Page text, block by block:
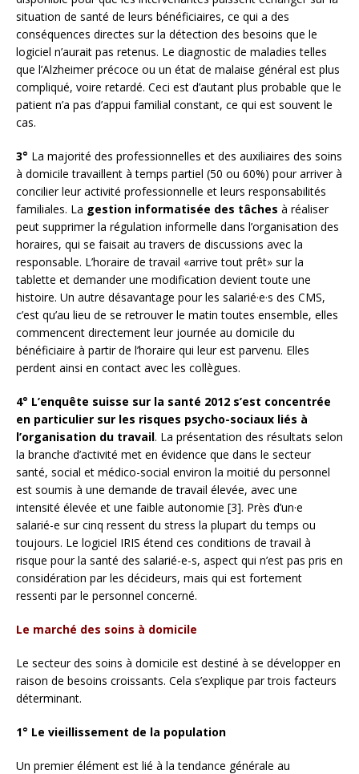
situation de santé de leurs bénéficiaires, ce qui a des
conséquences directes sur la détection des besoins que le
logiciel n’aurait pas retenus. Le diagnostic de maladies telles
que l’Alzheimer précoce ou un état de malaise général est plus
compliqué, voire retardé. Ceci est d’autant plus probable que le
patient n’a pas d’appui familial constant, ce qui est souvent le
cas.
3° La majorité des professionnelles et des auxiliaires des soins
à domicile travaillent à temps partiel (50 ou 60%) pour arriver à
concilier leur activité professionnelle et leurs responsabilités
familiales. La gestion informatisée des tâches à réaliser
peut supprimer la régulation informelle dans l’organisation des
horaires, qui se faisait au travers de discussions avec la
responsable. L’horaire de travail «arrive tout prêt» sur la
tablette et demander une modification devient toute une
histoire. Un autre désavantage pour les salarié·e·s des CMS,
c’est qu’au lieu de se retrouver le matin toutes ensemble, elles
commencent directement leur journée au domicile du
bénéficiaire à partir de l’horaire qui leur est parvenu. Elles
perdent ainsi en contact avec les collègues.
4° L’enquête suisse sur la santé 2012 s’est concentrée
en particulier sur les risques psycho-sociaux liés à
l’organisation du travail. La présentation des résultats selon
la branche d’activité met en évidence que dans le secteur
santé, social et médico-social environ la moitié du personnel
est soumis à une demande de travail élevée, avec une
intensité élevée et une faible autonomie [3]. Près d’un·e
salarié-e sur cinq ressent du stress la plupart du temps ou
toujours. Le logiciel IRIS étend ces conditions de travail à
risque pour la santé des salarié-e-s, aspect qui n’est pas pris en
considération par les décideurs, mais qui est fortement
ressenti par le personnel concerné.
Le marché des soins à domicile
Le secteur des soins à domicile est destiné à se développer en
raison de besoins croissants. Cela s’explique par trois facteurs
déterminant.
1° Le vieillissement de la population
Un premier élément est lié à la tendance générale au